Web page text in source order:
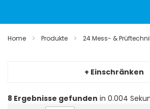
Home Produkte 24 Mess- &
+ Einschränken
8 Ergebnisse gefunden in 0.004